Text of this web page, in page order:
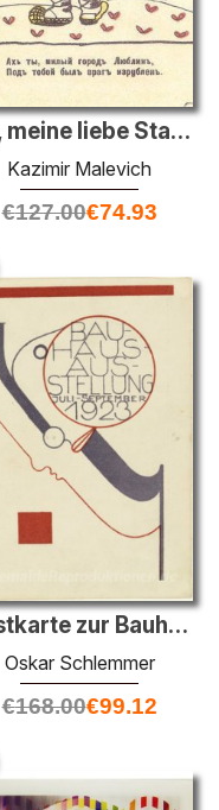
Oh, meine liebe Stadt Lublin
Kazimir Malevich
€127.00€74.93
Postkarte zur Bauhaus-Ausstellung (Postkarte für sterben Bauhaus
Oskar Schlemmer
€168.00€99.12